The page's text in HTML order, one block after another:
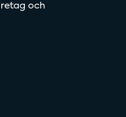
och